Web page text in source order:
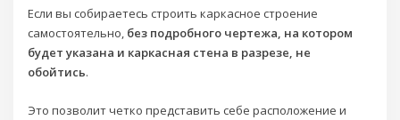
Если вы собираетесь строить каркасное строение
самостоятельно, без подробного чертежа, на котором
будет указана и каркасная стена в разрезе, не
обойтись.
Это позволит четко представить себе расположение и